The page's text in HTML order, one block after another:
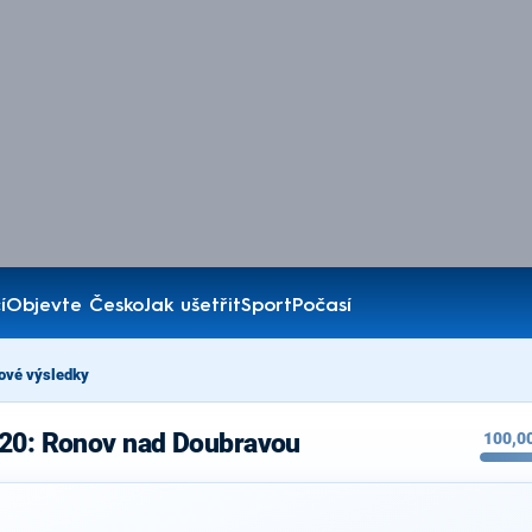
Objevte ČeskoJak ušetřitSportPočasí
výsledky
Ronov nad Doubravou